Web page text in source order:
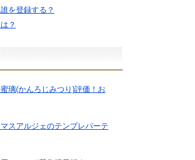
を登録する？
？
璃(かんろじみつり)評価！お
マスアルジェのテンプレパーテ